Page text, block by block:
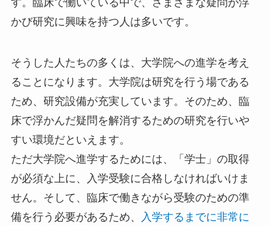
す。臨床で働いている中で、さまざまな疑問が浮
かび研究に興味を持つ人は多いです。
そうした人たちの多くは、大学院への進学を考え
ることになります。大学院は研究を行う場である
ため、研究設備が充実しています。そのため、臨
床で浮かんだ疑問を解消するための研究を行いや
すい環境だといえます。
ただ大学院へ進学するためには、「学士」の取得
が必須な上に、入学受験に合格しなければいけま
せん。そして、臨床で働きながら受験のための準
備を行う必要があるため、
入学するまでに非常に